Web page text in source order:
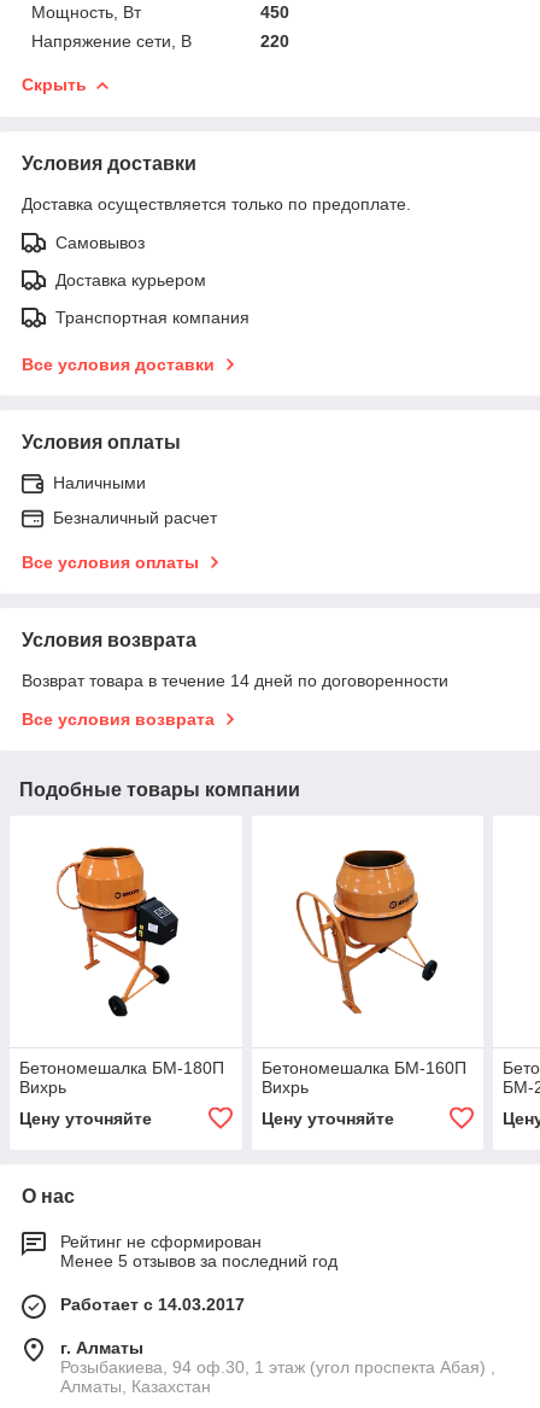
Мощность, Вт
450
Напряжение сети, В
220
Скрыть
Условия доставки
Доставка осуществляется только по предоплате.
Самовывоз
Доставка курьером
Транспортная компания
Все условия доставки
Условия оплаты
Наличными
Безналичный расчет
Все условия оплаты
Условия возврата
Возврат товара в течение 14 дней по договоренности
Все условия возврата
Подобные товары компании
Бетономешалка БМ-180П
Вихрь
Цену уточняйте
Бетономешалка БМ-160П
Вихрь
Цену уточняйте
БМ-
О нас
Рейтинг не сформирован
Менее 5 отзывов за последний год
Работает с 14.03.2017
г. Алматы
Розыбакиева, 94 оф.30, 1 этаж (угол проспекта Абая) ,
Алматы, Казахстан